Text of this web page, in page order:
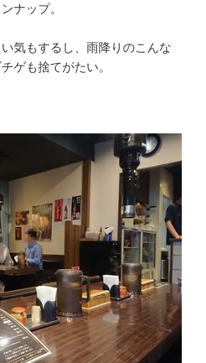
ナップ。
気もするし、雨降りのこんな
ゲも捨てがたい。